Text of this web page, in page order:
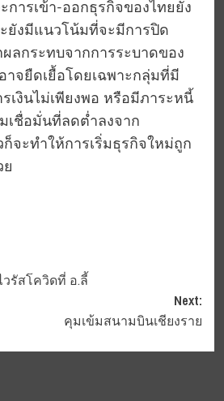
การเข้า-ออกธุรกิจของไทยยัง
ะยังมีแนวโน้มที่จะมีการปิด
ลกระทบจากการระบาดของ
าจยืดเยื้อโดยเฉพาะกลุ่มที่มี
เงินไม่เพียงพอ หรือมีภาระหนี้
เชื่อมั่นที่ลดต่ำลงจาก
จะทำให้การเริ่มธุรกิจใหม่ถูก
ย
รัสโควิดที่ อ.ลี้
Next:
คุมเข้มสนามบินเชียงราย